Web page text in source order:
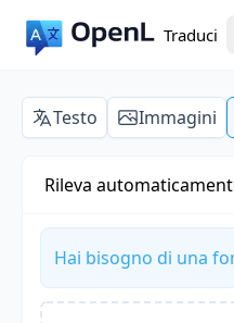
Traduci
Testo Immagini
Rileva
Hai bisogno di una